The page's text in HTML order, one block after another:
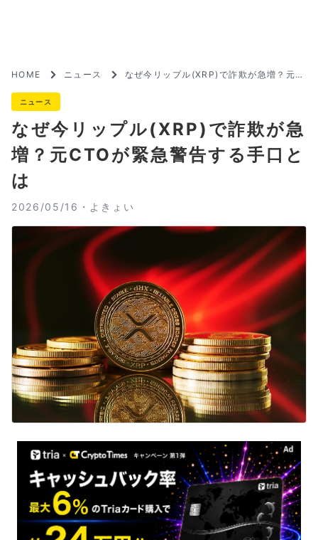
HOME ニュース
なぜ今リップル(XRP)で詐欺が急増？元C
ニュース
なぜ今リップル(XRP)で詐欺が急
増？元CTOが緊急警告する手口と
は
2026/05/16・ よきょい